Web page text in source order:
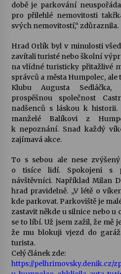
odkaz Josefa
13. 7. 2026
Varhanní recitál
Želiv
3. 7. 2026
Petr Adamec –
30. 6. 2026
době je parkování
pro přilehlé nemovitosti
svých nemovitostí,“ zdůraznila.
Hrad Orlík byl v minulosti
zavítali turisté nebo školní
na vlídné turisticky přitažlivé
správců a města Humpolec,
Klubu Augusta
prospěšnou společnost
nadšenců s láskou k historii.
manželé Balíkovi z
k nepoznání. Snad každý
zajímavá akce.
To s sebou ale nese
o tisíce lidí. Spokojeni s
návštěvníci. Například Milan
hrad pravidelně. „V létě o
kde parkovat. Parkoviště je
zastavit někde u silnice nebo u
se to líbí. Už jsem zažil, že mě
že mu blokuji vjezd do
turista.
Celý článek zde:
https://pelhrimovsky.denik.cz/